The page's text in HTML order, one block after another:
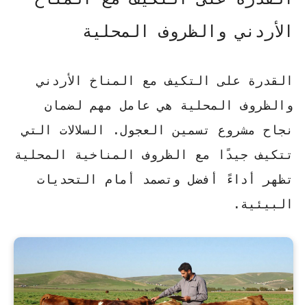
الأردني والظروف المحلية
القدرة على التكيف مع المناخ الأردني
والظروف المحلية هي عامل مهم لضمان
نجاح مشروع
تسمين العجول.
السلالات التي
تتكيف جيدًا
مع الظروف المناخية المحلية
تظهر أداءً أفضل وتصمد أمام التحديات
البيئية.